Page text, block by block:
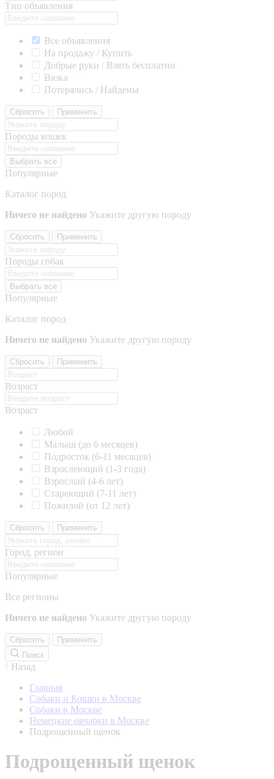
Тип объявления
Все объявления
На продажу / Купить
Добрые руки / Взять бесплатно
Вязка
Потерялись / Найдены
Сбросить Применить
Породы кошек
Выбрать все
Популярные
Каталог пород
Ничего не найдено Укажите другую породу
Сбросить Применить
Породы собак
Выбрать все
Популярные
Каталог пород
Ничего не найдено Укажите другую породу
Сбросить Применить
Возраст
Возраст
Любой
Малыш (до 6 месяцев)
Подросток (6-11 месяцев)
Взрослеющий (1-3 года)
Взрослый (4-6 лет)
Стареющий (7-11 лет)
Пожилой (от 12 лет)
Сбросить Применить
Город, регион
Популярные
Все регионы
Ничего не найдено Укажите другую породу
Сбросить
Применить
Поиск
Назад
Главная
Собаки и Кошки в Москве
Собаки в Москве
Немецкие овчарки в Москве
Подрощенный щенок
Подрощенный щенок